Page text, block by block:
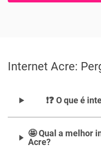
Internet Acre:
❗❓ O que é
🤩 Qual a melhor
Acre?